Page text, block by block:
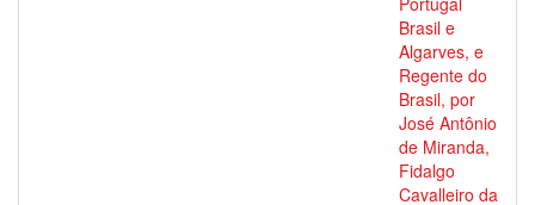
Brasil e
Algarves, e
Regente do
Brasil, por
José Antônio
de Miranda,
Fidalgo
Cavalleiro da